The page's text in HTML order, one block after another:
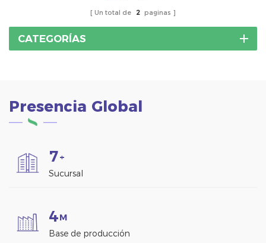
Un total de 2 paginas
CATEGORÍAS
Presencia Global
7+
Sucursal
4M
Base de producción